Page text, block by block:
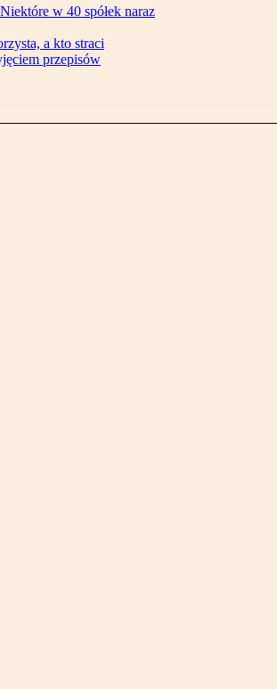
w 40 spółek naraz
a kto straci
przepisów